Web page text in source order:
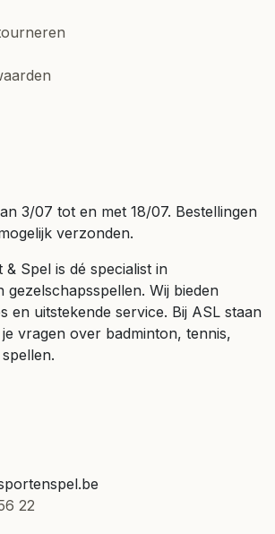
3/07 tot en met 18/07. Bestellingen
verzonden.
Spel is dé specialist in
gezelschapsspellen. Wij bieden
en uitstekende service. Bij ASL staan
vragen over badminton, tennis,
22